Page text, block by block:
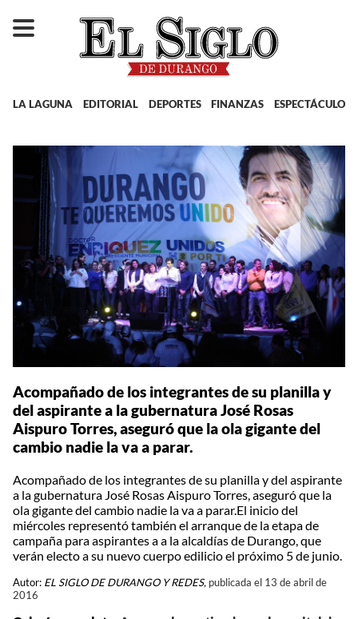
LA LAGUNA EDITORIAL DEPORTES FINANZAS ESPECTÁCULOS
Acompañado de los integrantes de su planilla y
del aspirante a la gubernatura José Rosas
Aispuro Torres, aseguró que la ola gigante del
cambio nadie la va a parar.
Acompañado de los integrantes de su planilla y del aspirante
a la gubernatura José Rosas Aispuro Torres, aseguró que la
ola gigante del cambio nadie la va a parar.El inicio del
miércoles representó también el arranque de la etapa de
campaña para aspirantes a a la alcaldías de Durango, que
verán electo a su nuevo cuerpo edilicio el próximo 5 de junio.
Autor: EL SIGLO DE DURANGO Y REDES, publicada el 13 de abril de
2016